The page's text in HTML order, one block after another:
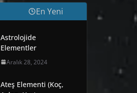
En Yeni
Astrolojide
Elementler
Aralık 28, 2024
Ateş Elementi (Koç,